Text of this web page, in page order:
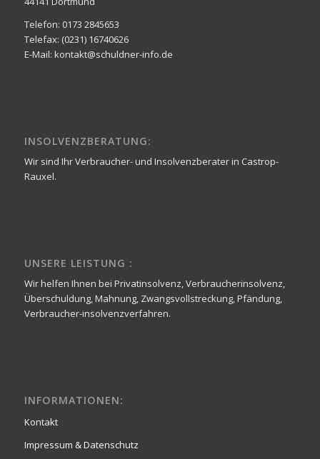
44141 Dortmund
Telefon: 0173 2845653
Telefax: (0231) 16740626
E-Mail: kontakt@schuldner-info.de
INSOLVENZBERATUNG:
Wir sind Ihr Verbraucher- und Insolvenzberater in Castrop-
Rauxel.
UNSERE LEISTUNG :
Wir helfen Ihnen bei Privatinsolvenz, Verbraucherinsolvenz,
Überschuldung, Mahnung, Zwangsvollstreckung, Pfändung,
Verbraucher-insolvenzverfahren.
INFORMATIONEN:
Kontakt
Impressum & Datenschutz